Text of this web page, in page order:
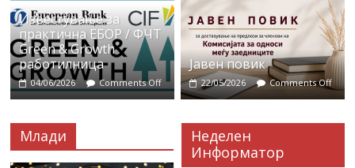
Известување за
практична ЕБОР / ФЧТ
Green & Growth
работилница
04/06/2026 Comments Off
Јавен повик
22/05/2026 Comments Off
Млади
Неделен
Информатор